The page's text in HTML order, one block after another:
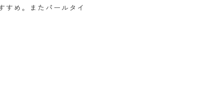
すめ。またパールタイ